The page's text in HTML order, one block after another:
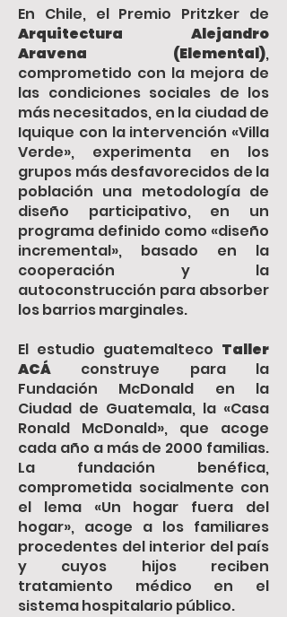
En Chile, el Premio Pritzker de
Arquitectura Alejandro
Aravena (Elemental),
comprometido con la mejora de
las condiciones sociales de los
más necesitados, en la ciudad de
Iquique con la intervención «Villa
Verde», experimenta en los
grupos más desfavorecidos de la
población una metodología de
diseño participativo, en un
programa definido como «diseño
incremental», basado en la
cooperación y la
autoconstrucción para absorber
los barrios marginales.
El estudio guatemalteco Taller
ACÁ construye para la
Fundación McDonald en la
Ciudad de Guatemala, la «Casa
Ronald McDonald», que acoge
cada año a más de 2000 familias.
La fundación benéfica,
comprometida socialmente con
el lema «Un hogar fuera del
hogar», acoge a los familiares
procedentes del interior del país
y cuyos hijos reciben
tratamiento médico en el
sistema hospitalario público.